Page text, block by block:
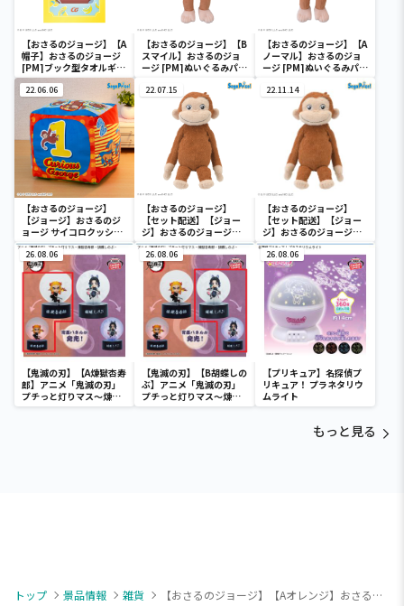
【おさるのジョージ】【A
帽子】おさるのジョージ
[PM]ブック型タオルギフ
トボックス
【おさるのジョージ】【B
スマイル】おさるのジョ
ージ [PM]ぬいぐるみパペ
【おさるのジョージ】【A
ノーマル】おさるのジョ
ージ [PM]ぬいぐるみパペ
22.06.06
【おさるのジョージ】
【ジョージ】おさるのジ
ョージ サイコロクッショ
ン
22.07.15
【おさるのジョージ】
【セット配送】【ジョー
ジ】おさるのジョージ
[GJ]くったりぬいぐるみ
22.11.14
【おさるのジョージ】
【セット配送】【ジョー
ジ】おさるのジョージ
[GJ]くったりぬいぐるみ
26.08.06
【鬼滅の刃】【A煉獄杏寿
郎】アニメ「鬼滅の刃」
プチっと灯りマス～煉獄
杏寿郎・胡蝶しのぶ～
26.08.06
【鬼滅の刃】【B胡蝶しの
ぶ】アニメ「鬼滅の刃」
プチっと灯りマス～煉獄
杏寿郎・胡蝶しのぶ～
26.08.06
【プリキュア】名探偵プ
リキュア！ プラネタリウ
ムライト
もっと見る
トップ 景品情報 雑貨
【おさるのジョージ】【Aオレンジ】おさるのジョージ [PtZ]メッシュトートバッグ